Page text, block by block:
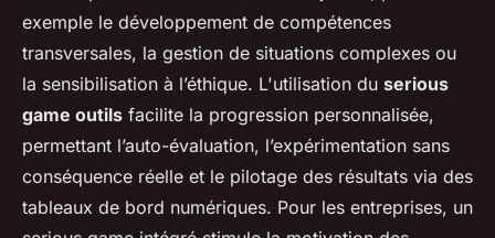
exemple le développement de compétences
transversales, la gestion de situations complexes ou
la sensibilisation à l’éthique. L'utilisation du serious
game outils facilite la progression personnalisée,
permettant l’auto-évaluation, l’expérimentation sans
conséquence réelle et le pilotage des résultats via des
tableaux de bord numériques. Pour les entreprises, un